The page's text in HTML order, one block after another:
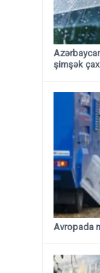
şimşək
Avropada